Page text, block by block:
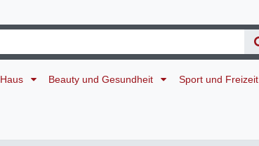
Haus Beauty und Gesundheit Sport und Freizeit